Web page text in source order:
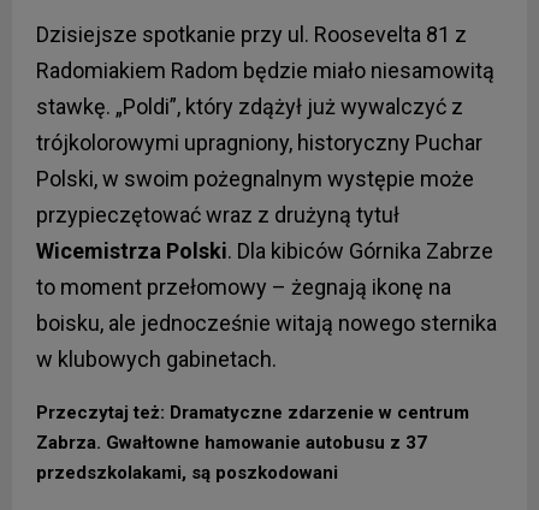
Dzisiejsze spotkanie przy ul. Roosevelta 81 z
Radomiakiem Radom będzie miało niesamowitą
stawkę. „Poldi”, który zdążył już wywalczyć z
trójkolorowymi upragniony, historyczny Puchar
Polski, w swoim pożegnalnym występie może
przypieczętować wraz z drużyną tytuł
Wicemistrza Polski. Dla kibiców Górnika Zabrze
to moment przełomowy – żegnają ikonę na
boisku, ale jednocześnie witają nowego sternika
w klubowych gabinetach.
Przeczytaj też: Dramatyczne zdarzenie w centrum
Zabrza. Gwałtowne hamowanie autobusu z 37
przedszkolakami, są poszkodowani